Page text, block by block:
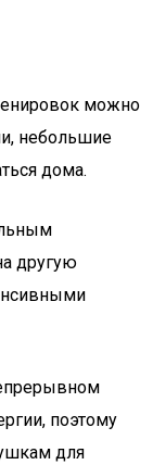
можно
небольшие
дома.
другую
поэтому
для